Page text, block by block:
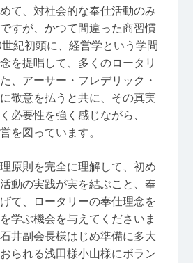
て、対社会的な奉仕活動のみ
すが、かつて間違った商習慣
紀初頭に、経営学という学問
を提唱して、多くのロータリ
、アーサー・フレデリック・
敬意を払うと共に、その真実
必要性を強く感じながら、
を図っています。
原則を完全に理解して、初め
動の実践が実を結ぶこと、奉
て、ロータリーの奉仕理念を
学ぶ機会を与えてくださいま
井副会長様はじめ準備に多大
られる浅田様小山様にボラン